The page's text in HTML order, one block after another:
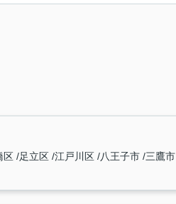
区 足立区 江戸川区 八王子市 三鷹市